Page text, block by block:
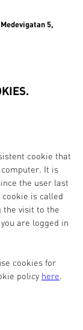
5,
cookie that
It is
the user last
cookie is called
the visit to the
are logged in
cookies for
policy here.